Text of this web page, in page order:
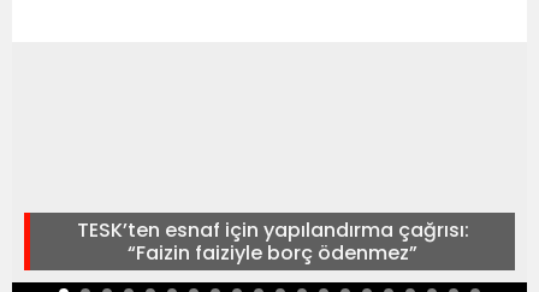
TESK’ten esnaf için yapılandırma çağrısı:
“Faizin faiziyle borç ödenmez”